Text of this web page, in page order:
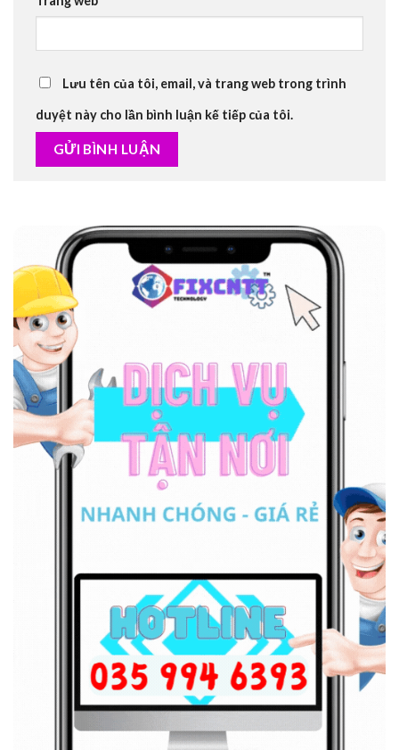
Lưu tên của tôi, email, và trang web trong trình
duyệt này cho lần bình luận kế tiếp của tôi.